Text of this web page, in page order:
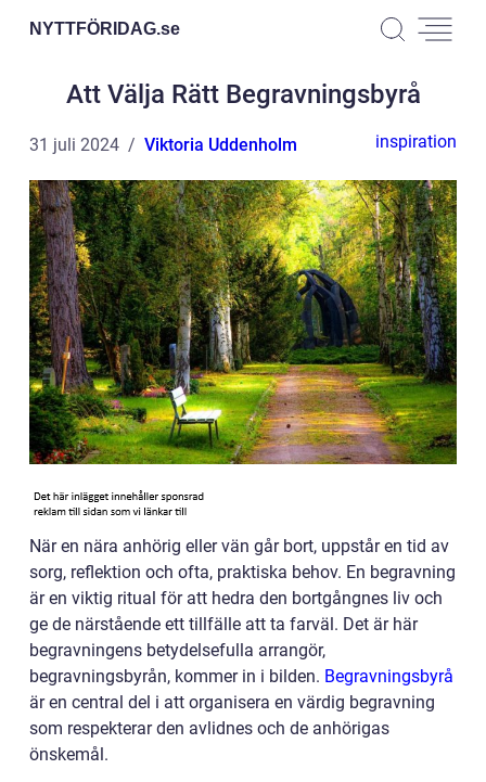
NYTTFÖRIDAG.se
Att Välja Rätt Begravningsbyrå
31 juli 2024 Viktoria Uddenholm inspiration
När en nära anhörig eller vän går bort, uppstår en tid av
sorg, reflektion och ofta, praktiska behov. En begravning
är en viktig ritual för att hedra den bortgångnes liv och
ge de närstående ett tillfälle att ta farväl. Det är här
begravningens betydelsefulla arrangör,
begravningsbyrån, kommer in i bilden. Begravningsbyrå
är en central del i att organisera en värdig begravning
som respekterar den avlidnes och de anhörigas
önskemål.